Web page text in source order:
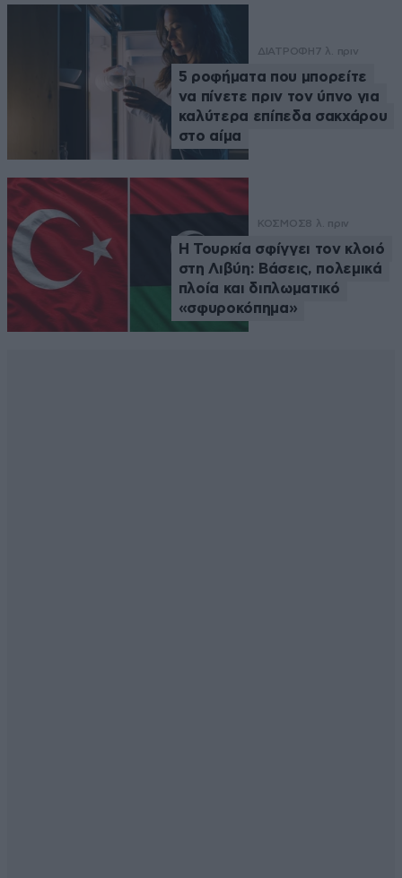
ΔΙΑΤΡΟΦΗ7 λ. πριν
5 ροφήματα που μπορείτε
να πίνετε πριν τον ύπνο για
καλύτερα επίπεδα σακχάρου
στο αίμα
ΚΟΣΜΟΣ8 λ. πριν
Η Τουρκία σφίγγει τον κλοιό
στη Λιβύη: Βάσεις, πολεμικά
πλοία και διπλωματικό
«σφυροκόπημα»